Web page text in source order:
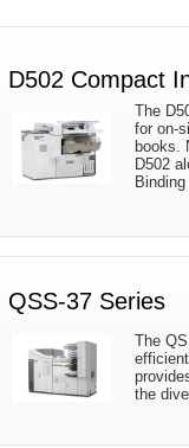
D502 Compact
The
for on-
books.
D502
QSS-37 Series
The
the